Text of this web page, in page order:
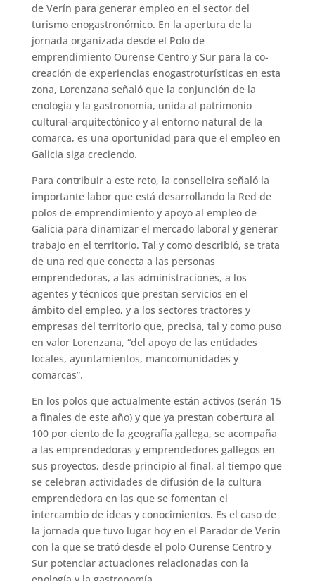
de Verín para generar empleo en el sector del
turismo enogastronómico. En la apertura de la
jornada organizada desde el Polo de
emprendimiento Ourense Centro y Sur para la co-
creación de experiencias enogastroturísticas en esta
zona, Lorenzana señaló que la conjunción de la
enología y la gastronomía, unida al patrimonio
cultural-arquitectónico y al entorno natural de la
comarca, es una oportunidad para que el empleo en
Galicia siga creciendo.
Para contribuir a este reto, la conselleira señaló la
importante labor que está desarrollando la Red de
polos de emprendimiento y apoyo al empleo de
Galicia para dinamizar el mercado laboral y generar
trabajo en el territorio. Tal y como describió, se trata
de una red que conecta a las personas
emprendedoras, a las administraciones, a los
agentes y técnicos que prestan servicios en el
ámbito del empleo, y a los sectores tractores y
empresas del territorio que, precisa, tal y como puso
en valor Lorenzana, “del apoyo de las entidades
locales, ayuntamientos, mancomunidades y
comarcas”.
En los polos que actualmente están activos (serán 15
a finales de este año) y que ya prestan cobertura al
100 por ciento de la geografía gallega, se acompaña
a las emprendedoras y emprendedores gallegos en
sus proyectos, desde principio al final, al tiempo que
se celebran actividades de difusión de la cultura
emprendedora en las que se fomentan el
intercambio de ideas y conocimientos. Es el caso de
la jornada que tuvo lugar hoy en el Parador de Verín
con la que se trató desde el polo Ourense Centro y
Sur potenciar actuaciones relacionadas con la